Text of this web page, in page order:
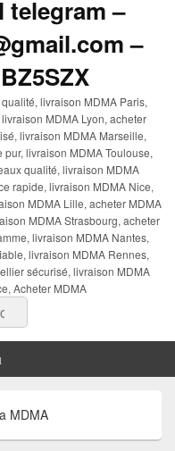
telegram –
–
livraison MDMA Paris,
MDMA Lyon, acheter
livraison MDMA Marseille,
livraison MDMA Toulouse,
qualité, livraison MDMA
rapide, livraison MDMA Nice,
MDMA Lille, acheter MDMA
MDMA Strasbourg, acheter
livraison MDMA Nantes,
livraison MDMA Rennes,
sécurisé, livraison MDMA
Acheter MDMA
MDMA